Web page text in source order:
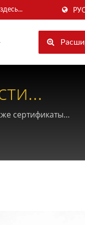
сертификаты